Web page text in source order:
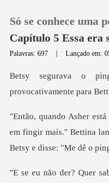
Histórico
Só se conhece uma
Capítulo 5 Essa era
Palavras: 697 |Lançado em:
provocativamente
em fingir mais." Bettina